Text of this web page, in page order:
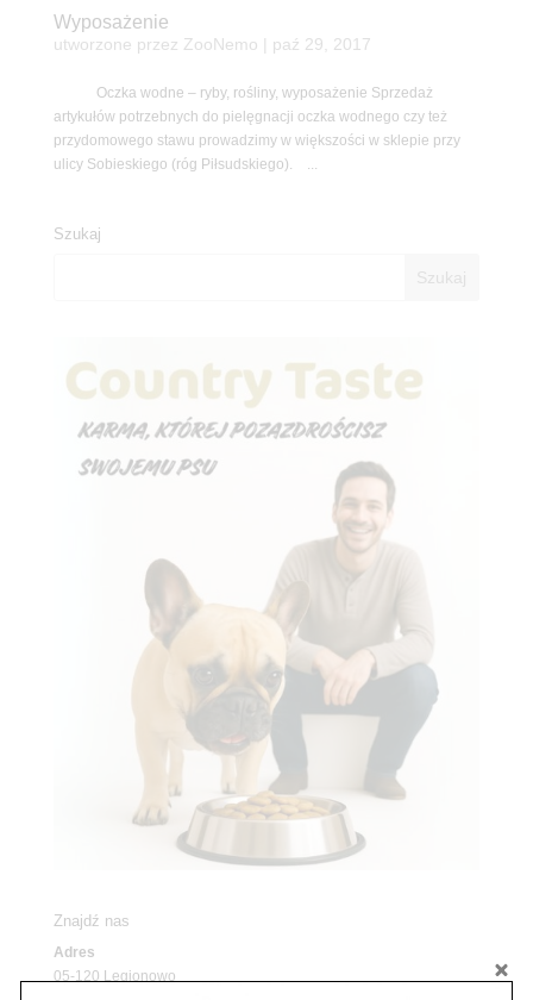
Wyposażenie
utworzone przez ZooNemo paź 29, 2017
Oczka wodne – ryby, rośliny, wyposażenie Sprzedaż
artykułów potrzebnych do pielęgnacji oczka wodnego czy też
przydomowego stawu prowadzimy w większości w sklepie przy
ulicy Sobieskiego (róg Piłsudskiego). ...
Szukaj
Znajdź nas
Adres
05-120 Legionowo